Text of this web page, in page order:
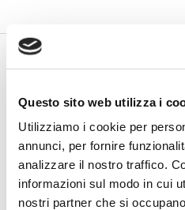
Questo sito web utilizza i
Utilizziamo i cookie per
annunci, per fornire
analizzare il nostro traffico.
informazioni sul modo in cui
nostri partner che si
CREDITO E FINANZA 2025